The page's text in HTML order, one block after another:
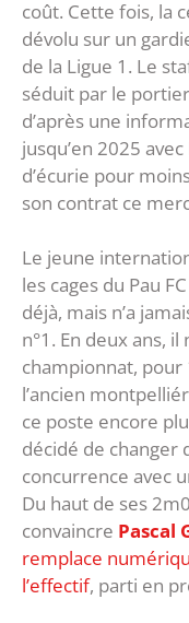
coût. Cette fois, la
dévolu sur un
de la Ligue 1. Le
séduit par le
d’après une
jusqu’en 2025
d’écurie pour
son contrat ce
Le jeune
les cages du Pau
déjà, mais n’a
n°1. En deux ans,
championnat, pour
l’ancien
ce poste encore
décidé de changer
concurrence avec
Du haut de ses
convaincre Pascal
remplace
l’effectif, parti en